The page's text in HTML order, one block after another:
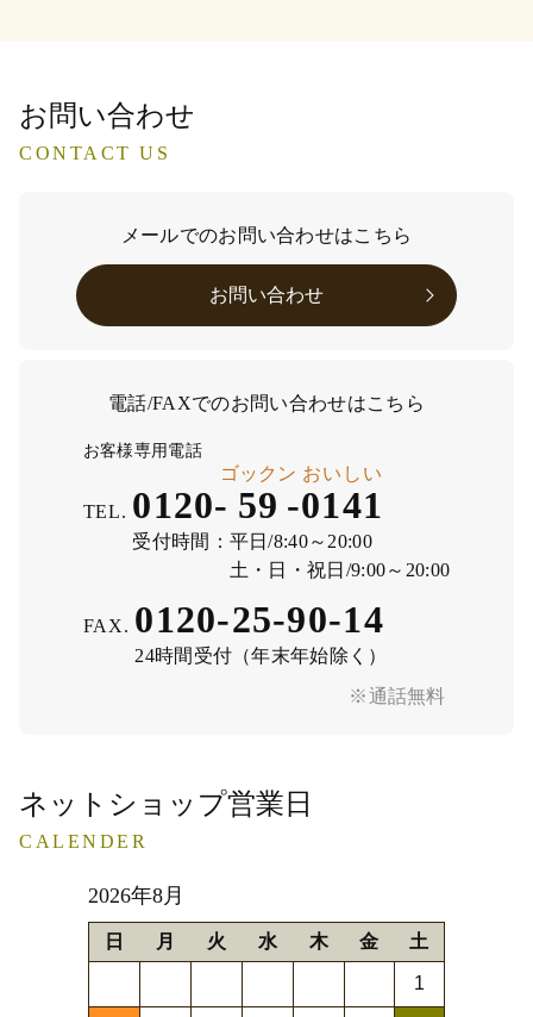
お問い合わせ
CONTACT US
メールでのお問い合わせはこちら
お問い合わせ
電話/FAXでのお問い合わせはこちら
※通話無料
お客様専用電話
TEL. 0120- 59
ゴックン
-0141
おいしい
受付時間： 平日/8:40～20:00
土・日・祝日/9:00～20:00
FAX. 0120-25-90-14
24時間受付（年末年始除く）
ネットショップ営業日
CALENDER
2026年8月
日 月 火 水 木 金 土
1